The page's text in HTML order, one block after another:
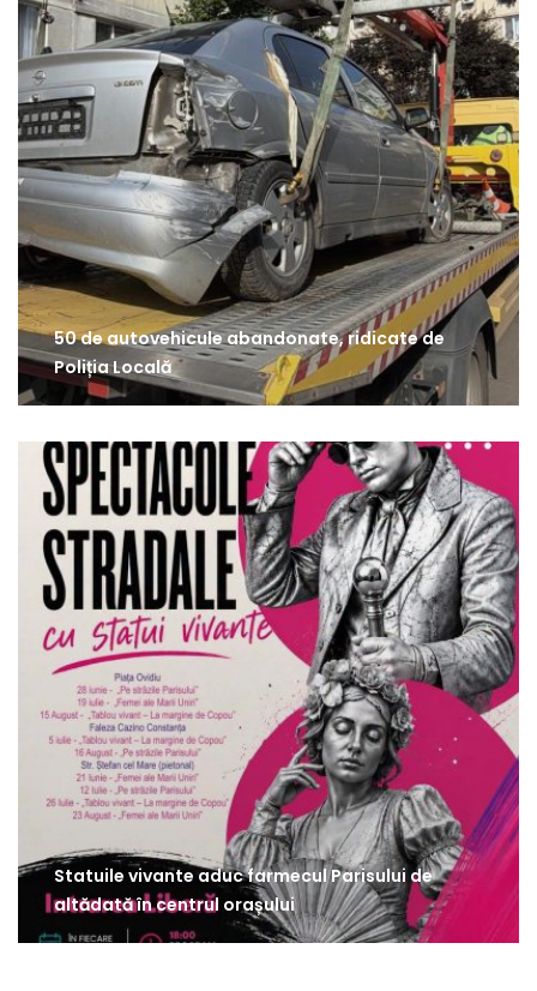
50 de autovehicule abandonate, ridicate de
Poliția Locală
Statuile vivante aduc farmecul Parisului de
altădată în centrul orașului